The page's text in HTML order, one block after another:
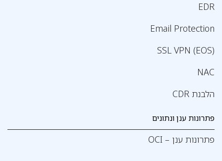
EDR
Email Protection
SSL VPN (EOS)
NAC
הלבנת CDR
פתרונות ענן ונתונים
פתרונות ענן – OCI